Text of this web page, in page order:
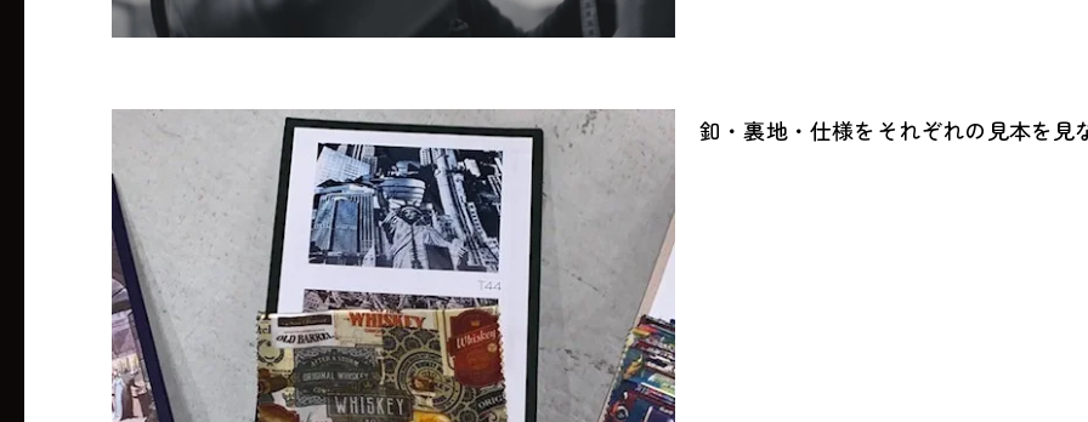
釦・裏地・仕様をそれぞれの見本を見